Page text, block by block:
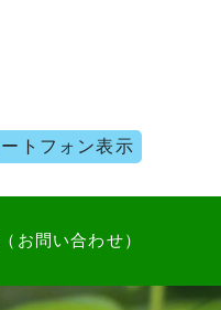
トフォン表示
お問い合わせ）